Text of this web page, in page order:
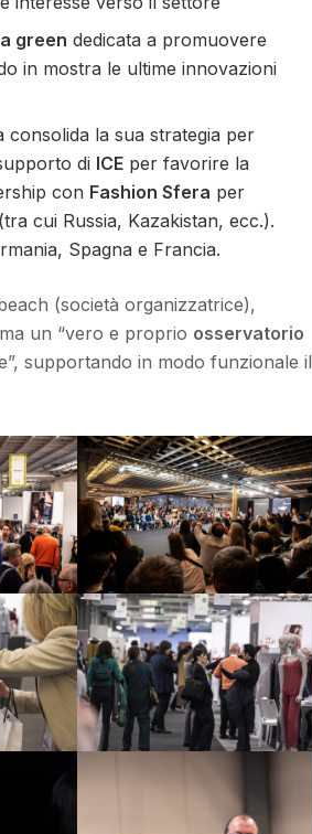
green dedicata a promuovere
in mostra le ultime innovazioni
consolida la sua strategia per
di ICE per favorire la
con Fashion Sfera per
(tra cui Russia, Kazakistan, ecc.).
Spagna e Francia.
(società organizzatrice),
un “vero e proprio osservatorio
supportando in modo funzionale il